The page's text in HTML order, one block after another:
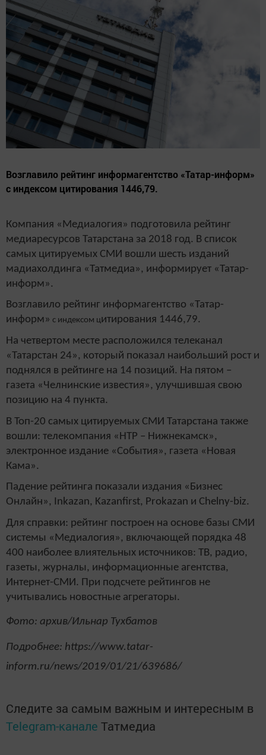
Возглавило рейтинг информагентство «Татар-информ»
с индексом цитирования 1446,79.
Компания «Медиалогия» подготовила рейтинг
медиаресурсов Татарстана за 2018 год. В список
самых цитируемых СМИ вошли шесть изданий
мадиахолдинга «Татмедиа», информирует «Татар-
информ».
Возглавило рейтинг информагентство «Татар-
информ» с индексом цитирования 1446,79.
На четвертом месте расположился телеканал
«Татарстан 24», который показал наибольший рост и
поднялся в рейтинге на 14 позиций. На пятом –
газета «Челнинские известия», улучшившая свою
позицию на 4 пункта.
В Топ-20 самых цитируемых СМИ Татарстана также
вошли: телекомпания «НТР – Нижнекамск»,
электронное издание «События», газета «Новая
Кама».
Падение рейтинга показали издания «Бизнес
Онлайн», Inkazan, Kazanfirst, Prokazan и Chelny-biz.
Для справки: рейтинг построен на основе базы СМИ
системы «Медиалогия», включающей порядка 48
400 наиболее влиятельных источников: ТВ, радио,
газеты, журналы, информационные агентства,
Интернет-СМИ. При подсчете рейтингов не
учитывались новостные агрегаторы.
Фото: архив/Ильнар Тухбатов
Подробнее: https://www.tatar-
inform.ru/news/2019/01/21/639686/
Следите за самым важным и интересным в
Telegram-канале Татмедиа